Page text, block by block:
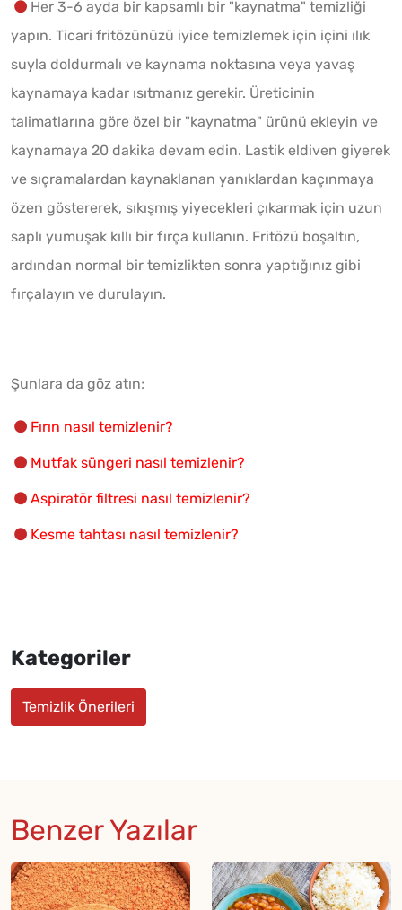
Her 3-6 ayda bir kapsamlı bir "kaynatma" temizliği
yapın. Ticari fritözünüzü iyice temizlemek için içini ılık
suyla doldurmalı ve kaynama noktasına veya yavaş
kaynamaya kadar ısıtmanız gerekir. Üreticinin
talimatlarına göre özel bir "kaynatma" ürünü ekleyin ve
kaynamaya 20 dakika devam edin. Lastik eldiven giyerek
ve sıçramalardan kaynaklanan yanıklardan kaçınmaya
özen göstererek, sıkışmış yiyecekleri çıkarmak için uzun
saplı yumuşak kıllı bir fırça kullanın. Fritözü boşaltın,
ardından normal bir temizlikten sonra yaptığınız gibi
fırçalayın ve durulayın.
Şunlara da göz atın;
Fırın nasıl temizlenir?
Mutfak süngeri nasıl temizlenir?
Aspiratör filtresi nasıl temizlenir?
Kesme tahtası nasıl temizlenir?
Kategoriler
Temizlik Önerileri
Benzer Yazılar